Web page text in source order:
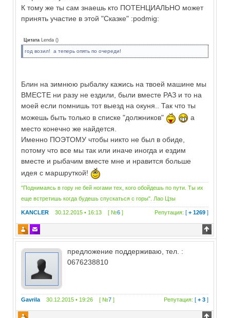
К тому же ты сам знаешь кто ПОТЕНЦИАЛЬНО может
принять участие в этой "Сказке" :podmig:
Цитата Lenda ()
год возил! а теперь опять по очереди!
Блин на зимнюю рыбалку кажись на твоей машине мы
ВМЕСТЕ ни разу не ездили, были вместе РАЗ и то на
моей если помнишь тот выезд на окуня.. Так что ты
можешь быть только в списке "должников"
а
место конечно же найдется.
Именно ПОЭТОМУ чтобы никто не был в обиде,
потому что все мы так или иначе иногда и ездим
вместе и рыбачим вместе мне и нравится больше
идея с маршруткой!
"Поднимаясь в гору не бей ногами тех, кого обойдешь по пути. Ты их
еще встретишь когда будешь спускаться с горы". Лао Цзы
KANCLER 30.12.2015 • 16:13 [ №6 ] Репутация: [+ 1269 ]
предложение поддерживаю, тел. :
0676238810
Gavrila 30.12.2015 • 19:26 [ №7 ] Репутация: [+ 3 ]